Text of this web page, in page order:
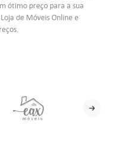
ótimo preço para a sua
de Móveis Online e